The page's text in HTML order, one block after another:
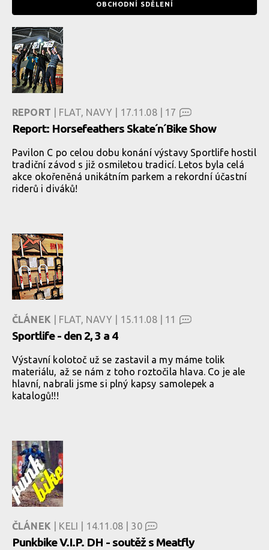
OBCHODNÍ SDĚLENÍ
REPORT | FLAT, NAVY | 17.11.08 | 17
Report: Horsefeathers Skate´n´Bike Show
Pavilon C po celou dobu konání výstavy Sportlife hostil
tradiční závod s již osmiletou tradicí. Letos byla celá
akce okořeněná unikátním parkem a rekordní účastní
riderů i diváků!
ČLÁNEK | FLAT, NAVY | 15.11.08 | 11
Sportlife - den 2, 3 a 4
Výstavní kolotoč už se zastavil a my máme tolik
materiálu, až se nám z toho roztočila hlava. Co je ale
hlavní, nabrali jsme si plný kapsy samolepek a
katalogů!!!
ČLÁNEK | KELI | 14.11.08 | 30
Punkbike V.I.P. DH - soutěž s Meatfly